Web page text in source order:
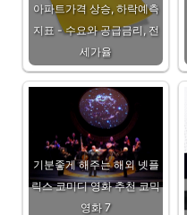
아파트가격 상승, 하락예측
지표 - 수요와 공급금리, 전
세가율
기분좋게 해주는 해외 넷플
릭스 코미디 영화 추천 코믹
영화 7